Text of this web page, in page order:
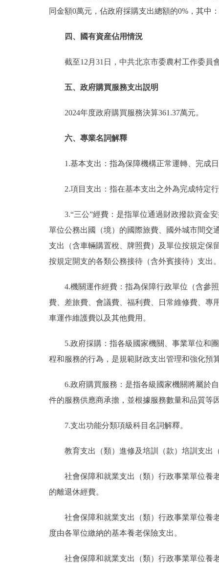
同金額0萬元，佔政府採購支出總額的0%，其中
四、國有資産佔用情況
截至12月31日，中共北京市委農村工作委員
五、政府購買服務支出説明
2024年度政府購買服務決算361.37萬元。
六、專業名詞解釋
1.基本支出：指為保障機構正常運轉、完成
2.項目支出：指在基本支出之外為完成特定
3.“三公”經費：是指單位通過財政撥款資金
單位公務出國（境）的國際旅費、國外城市間交
支出（含車輛購置稅、牌照費）及單位按規定保
按規定開支的各類公務接待（含外賓接待）支出
4.機關運作經費：指為保障行政單位（含參
費、差旅費、會議費、福利費、日常維修費、專
車運作維護費以及其他費用。
5.政府採購：指各級國家機關、事業單位和
程和服務的行為，是規範財政支出管理和強化預
6.政府購買服務：是指各級國家機關將屬於
件的服務供應商承擔，並根據服務數量和品質等
7.支出功能分類項級科目名詞解釋。
教育支出（類）進修及培訓（款）培訓支出
社會保障和就業支出（類）行政事業單位養
的離退休經費。
社會保障和就業支出（類）行政事業單位養
度由各單位繳納的基本養老保險支出。
社會保障和就業支出（類）行政事業單位養